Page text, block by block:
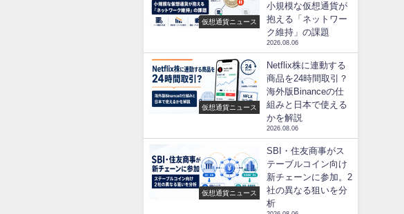
仮想通貨ニュース
小規模な仮想通貨が
抱える「ネットワー
ク維持」の課題
2026.08.06
仮想通貨ニュース
Netflix株に連動する
商品を24時間取引？
海外版Binanceの仕
組みと日本で使える
かを解説
2026.08.06
仮想通貨ニュース
SBI・住友商事がス
テーブルコイン向け
新チェーンに参加。2
社の異なる狙いを分
析